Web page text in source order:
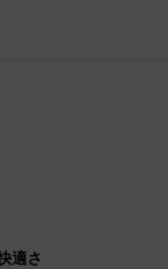
適さ